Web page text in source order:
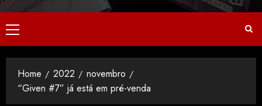
Home 2022
novembro
“Given #7” já está em pré-venda